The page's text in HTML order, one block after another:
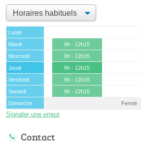
Lundi
Mardi
9h - 12h15
Mercredi
9h - 12h15
Jeudi
9h - 12h15
Vendredi
9h - 12h15
Samedi
9h - 12h15
Dimanche
Fermé
Signaler une erreur
Contact